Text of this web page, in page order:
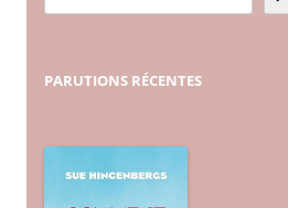
PARUTIONS RÉCENTES